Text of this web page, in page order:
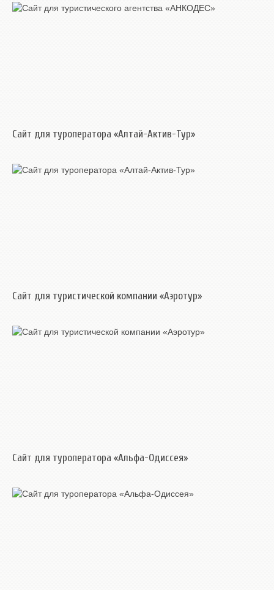
Сайт для туроператора «Алтай-Актив-Тур»
Сайт для туристической компании «Аэротур»
Сайт для туроператора «Альфа-Одиссея»